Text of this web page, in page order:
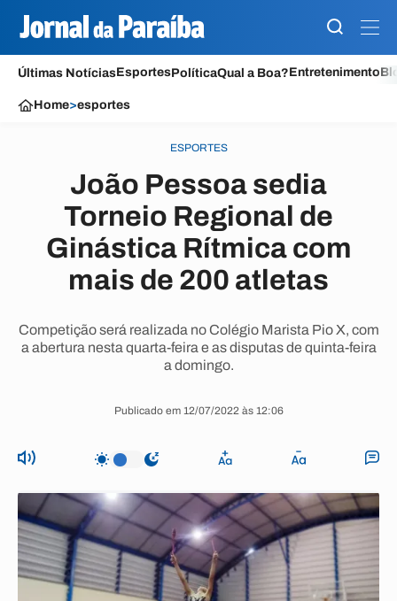
Últimas NotíciasEsportesPolíticaQual a Boa?Entretenimento
Home>esportes
ESPORTES
João Pessoa sedia
Torneio Regional de
Ginástica Rítmica com
mais de 200 atletas
Competição será realizada no Colégio Marista Pio X, com
a abertura nesta quarta-feira e as disputas de quinta-feira
a domingo.
Publicado em 12/07/2022 às 12:06